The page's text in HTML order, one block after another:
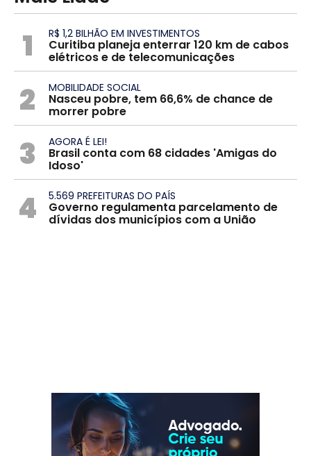
1 R$ 1,2 BILHÃO EM INVESTIMENTOS
Curitiba planeja enterrar 120 km de cabos
elétricos e de telecomunicações
2 MOBILIDADE SOCIAL
Nasceu pobre, tem 66,6% de chance de
morrer pobre
3 AGORA É LEI!
Brasil conta com 68 cidades 'Amigas do
Idoso'
4 5.569 PREFEITURAS DO PAÍS
Governo regulamenta parcelamento de
dívidas dos municípios com a União